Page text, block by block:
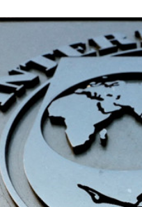
海南儋州以舊換新帶動
戶省屬國企去年合計營
西校園閱讀活動解鎖閱
案｜吳良好：依法公正
多時間專注做好宏福苑
頂尖專家共話時代命題
邁文儒煥新升級 五組數